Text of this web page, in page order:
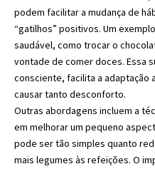
podem facilitar a mudança de
“gatilhos” positivos. Um
saudável, como trocar o
vontade de comer doces. Essa
consciente, facilita a adaptação
causar tanto desconforto.
Outras abordagens incluem a
em melhorar um pequeno
pode ser tão simples quanto
mais legumes às refeições. O